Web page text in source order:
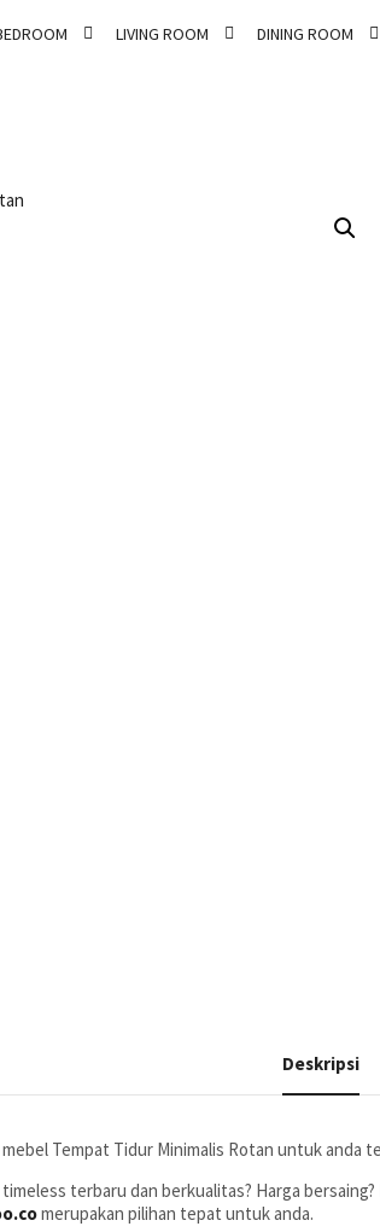
LIVING ROOM DINING ROOM
Deskripsi
Tempat Tidur Minimalis Rotan untuk anda
terbaru dan berkualitas? Harga
merupakan pilihan tepat untuk anda.